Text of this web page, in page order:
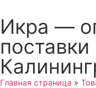
Икра —
поставки
Главная страница »